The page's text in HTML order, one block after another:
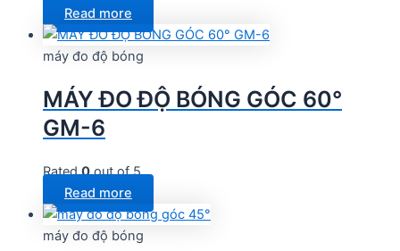
Read more
máy đo độ bóng
MÁY ĐO ĐỘ BÓNG GÓC 60°
GM-6
Rated0out of 5
Read more
máy đo độ bóng